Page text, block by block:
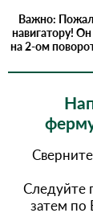
​Важно:
навигатору!
на 2-ом
Следуйте
затем по